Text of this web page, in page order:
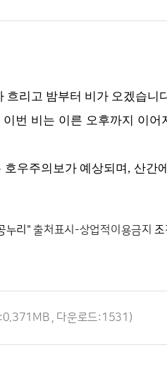
날씨누리
흐리고 밤부터 비가 오겠습니
번 비는 이른 오후까지 이어
우주의보가 예상되며, 산간
누리"출처표시-상업적이용금지조
, 다운로드:1531)